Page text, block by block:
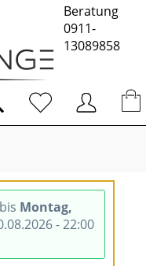
Beratung
0911-
13089858
Montag,
- 22:00